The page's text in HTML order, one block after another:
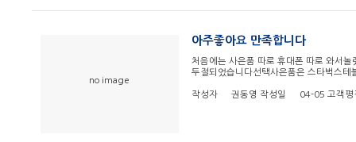
no image
아주좋아요 만족합니다
처음에는 사은품 따로 휴대폰 따로 와서
두절되었습니다선택사은품은 스타벅스
작성자 권동영 작성일 04-05 고객평